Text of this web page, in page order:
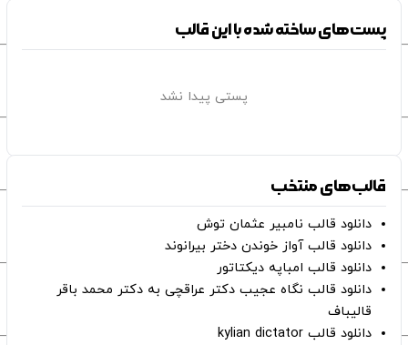
پست‌های ساخته شده با این قالب
پستی پیدا نشد
قالب‌های منتخب
دانلود قالب نامبیر عثمان ‌توش
دانلود قالب آواز خوندن دختر بیرانوند
دانلود قالب امباپه دیکتاتور
دانلود قالب نگاه عجیب دکتر عراقچی به دکتر محمد باقر
قالیباف
دانلود قالب kylian dictator